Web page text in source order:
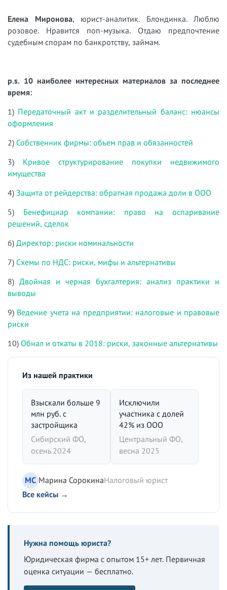
Елена Миронова, юрист-аналитик. Блондинка. Люблю
розовое. Нравится поп-музыка. Отдаю предпочтение
судебным спорам по банкротству, займам.
p.s. 10 наиболее интересных материалов за последнее
время:
1) Передаточный акт и разделительный баланс: нюансы
оформления
2) Собственник фирмы: объем прав и обязанностей
3) Кривое структурирование покупки недвижимого
имущества
4) Защита от рейдерства: обратная продажа доли в ООО
5) Бенефициар компании: право на оспаривание
решений, сделок
6) Директор: риски номинальности
7) Схемы по НДС: риски, мифы и альтернативы
8) Двойная и черная бухгалтерия: анализ практики и
выводы
9) Ведение учета на предприятии: налоговые и правовые
риски
10) Обнал и откаты в 2018: риски, законные альтернативы
Из нашей практики
Взыскали больше 9
млн руб. с
застройщика
Сибирский ФО,
осень 2024
Исключили
участника с долей
42% из ООО
Центральный ФО,
весна 2025
МС Марина СорокинаНалоговый юрист
Все кейсы →
Нужна помощь юриста?
Юридическая фирма с опытом 15+ лет. Первичная
оценка ситуации — бесплатно.